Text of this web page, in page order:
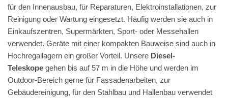
für den Innenausbau, für Reparaturen, Elektroinstallationen, zur
Reinigung oder Wartung eingesetzt. Häufig werden sie auch in
Einkaufszentren, Supermärkten, Sport- oder Messehallen
verwendet. Geräte mit einer kompakten Bauweise sind auch in
Hochregallagern ein großer Vorteil. Unsere Diesel-
Teleskope gehen bis auf 57 m in die Höhe und werden im
Outdoor-Bereich gerne für Fassadenarbeiten, zur
Gebäudereinigung, für den Stahlbau und Hallenbau verwendet